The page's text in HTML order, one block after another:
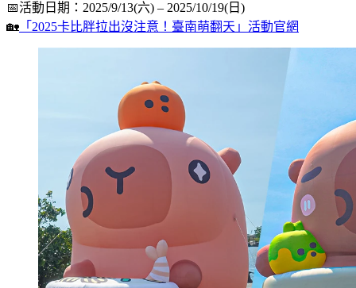
📅活動日期：2025/9/13(六) – 2025/10/19(日)
🏡 「2025卡比胖拉出沒注意！臺南萌翻天」活動官網